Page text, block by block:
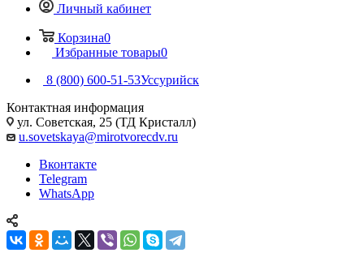
Личный кабинет
Корзина0
Избранные товары0
8 (800) 600-51-53Уссурийск
Контактная информация
ул. Советская, 25 (ТД Кристалл)
u.sovetskaya@mirotvorecdv.ru
Вконтакте
Telegram
WhatsApp